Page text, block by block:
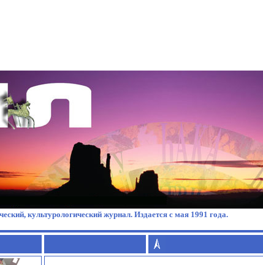
культурологический журнал. Издается с мая 1991 года.